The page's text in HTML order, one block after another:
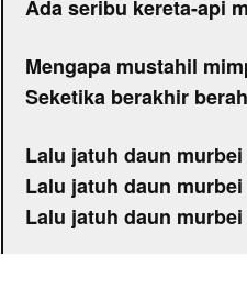
Ada seribu kereta-api
Mengapa mustahil
Seketika berakhir
Lalu jatuh daun
Lalu jatuh daun
Lalu jatuh daun